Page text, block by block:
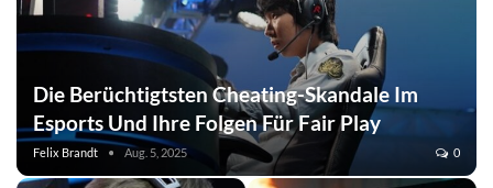
Die Berüchtigtsten Cheating-Skandale Im
Esports Und Ihre Folgen Für Fair Play
Felix Brandt Aug. 5, 2025 0